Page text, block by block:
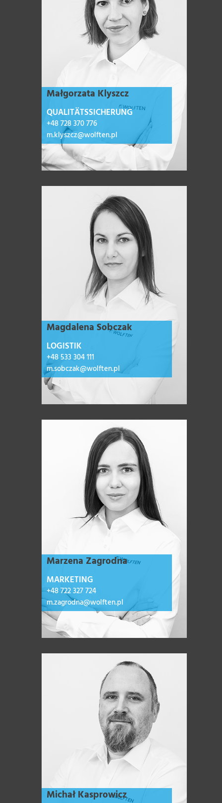
Małgorzata Klyszcz
QUALITÄTSSICHERUNG
+48 728 370 776
m.klyszcz@wolften.pl
Magdalena Sobczak
LOGISTIK
+48 533 304 111
m.sobczak@wolften.pl
Marzena Zagrodna
MARKETING
+48 722 327 724
m.zagrodna@wolften.pl
Michał Kasprowicz